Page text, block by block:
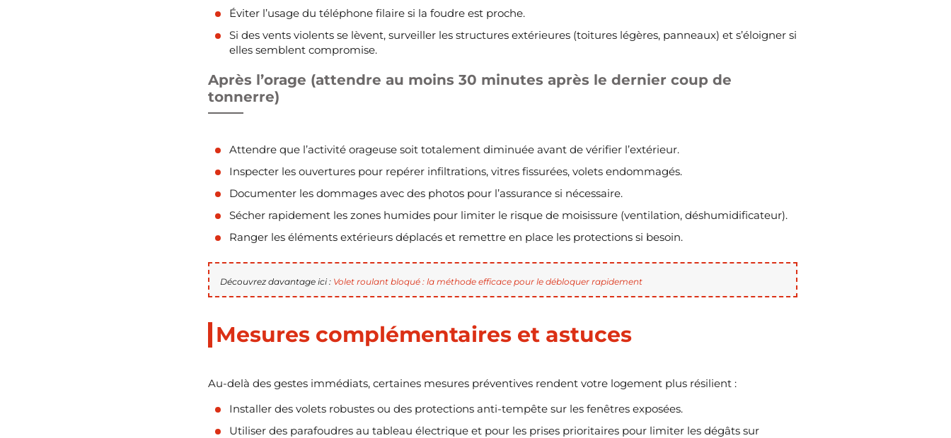
Éviter l’usage du téléphone filaire si la foudre est proche.
Si des vents violents se lèvent, surveiller les structures extérieures (toitures légères, panneaux) et s’éloigner si
elles semblent compromise.
Après l’orage (attendre au moins 30 minutes après le dernier coup de
tonnerre)
Attendre que l’activité orageuse soit totalement diminuée avant de vérifier l’extérieur.
Inspecter les ouvertures pour repérer infiltrations, vitres fissurées, volets endommagés.
Documenter les dommages avec des photos pour l’assurance si nécessaire.
Sécher rapidement les zones humides pour limiter le risque de moisissure (ventilation, déshumidificateur).
Ranger les éléments extérieurs déplacés et remettre en place les protections si besoin.
Découvrez davantage ici : Volet roulant bloqué : la méthode efficace pour le débloquer rapidement
Mesures complémentaires et astuces
Au-delà des gestes immédiats, certaines mesures préventives rendent votre logement plus résilient :
Installer des volets robustes ou des protections anti-tempête sur les fenêtres exposées.
Utiliser des parafoudres au tableau électrique et pour les prises prioritaires pour limiter les dégâts sur